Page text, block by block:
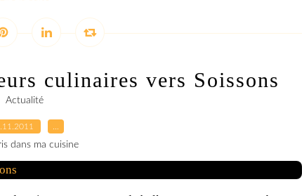
culinaires vers Soissons
Actualité
dans ma cuisine